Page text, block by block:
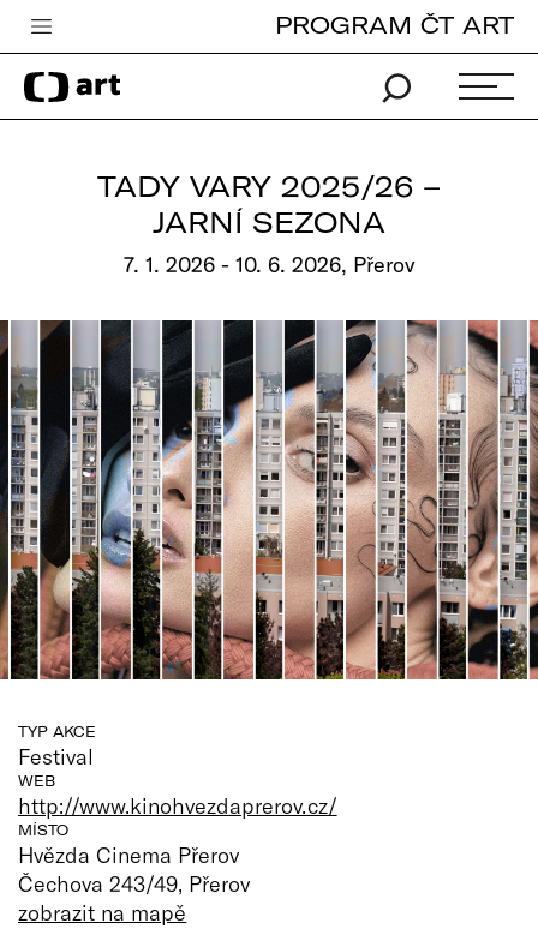
Česká televize
Zpravodajství
Vše o ČT
PROGRAM ČT ART
TADY VARY 2025/26 –
JARNÍ SEZONA
7. 1. 2026 - 10. 6. 2026, Přerov
TYP AKCE
Festival
WEB
http://www.kinohvezdaprerov.cz/
MÍSTO
Hvězda Cinema Přerov
Čechova 243/49, Přerov
zobrazit na mapě